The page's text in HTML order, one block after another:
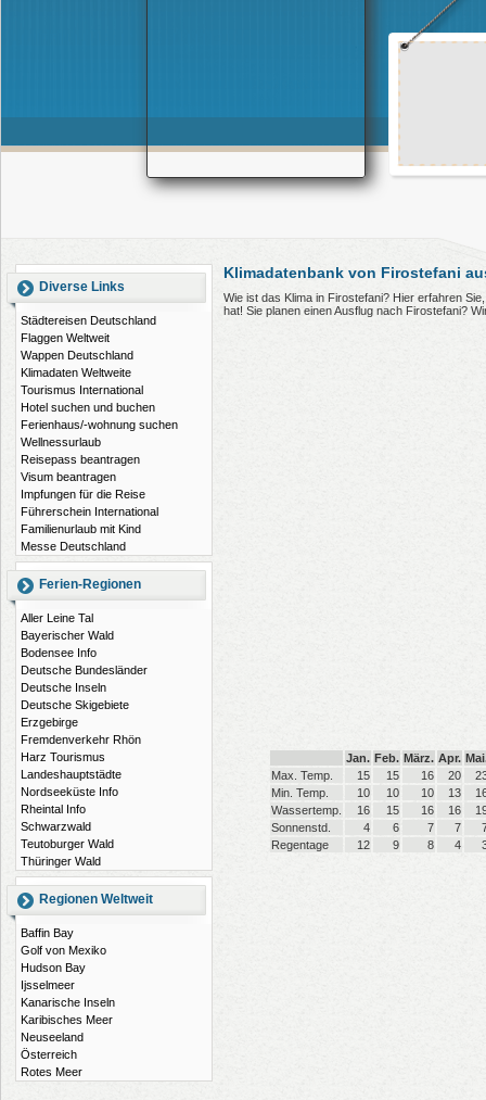
Diverse Links
Städtereisen Deutschland
Flaggen Weltweit
Wappen Deutschland
Klimadaten Weltweite
Tourismus International
Hotel suchen und buchen
Ferienhaus/-wohnung suchen
Wellnessurlaub
Reisepass beantragen
Visum beantragen
Impfungen für die Reise
Führerschein International
Familienurlaub mit Kind
Messe Deutschland
Ferien-Regionen
Aller Leine Tal
Bayerischer Wald
Bodensee Info
Deutsche Bundesländer
Deutsche Inseln
Deutsche Skigebiete
Erzgebirge
Fremdenverkehr Rhön
Harz Tourismus
Landeshauptstädte
Nordseeküste Info
Rheintal Info
Schwarzwald
Teutoburger Wald
Thüringer Wald
Regionen Weltweit
Baffin Bay
Golf von Mexiko
Hudson Bay
Ijsselmeer
Kanarische Inseln
Karibisches Meer
Neuseeland
Österreich
Rotes Meer
Klimadatenbank von Firostefani
Wie ist das Klima in Firostefani? Hier erfahren
hat! Sie planen einen Ausflug nach Firostefani?
Jan. Feb. März. Apr.
Max. Temp.
15 15 16 20
Min. Temp.
10 10 10 13
Wassertemp.
16 15 16 16
Sonnenstd.
4 6 7 7
Regentage
12 9 8 4